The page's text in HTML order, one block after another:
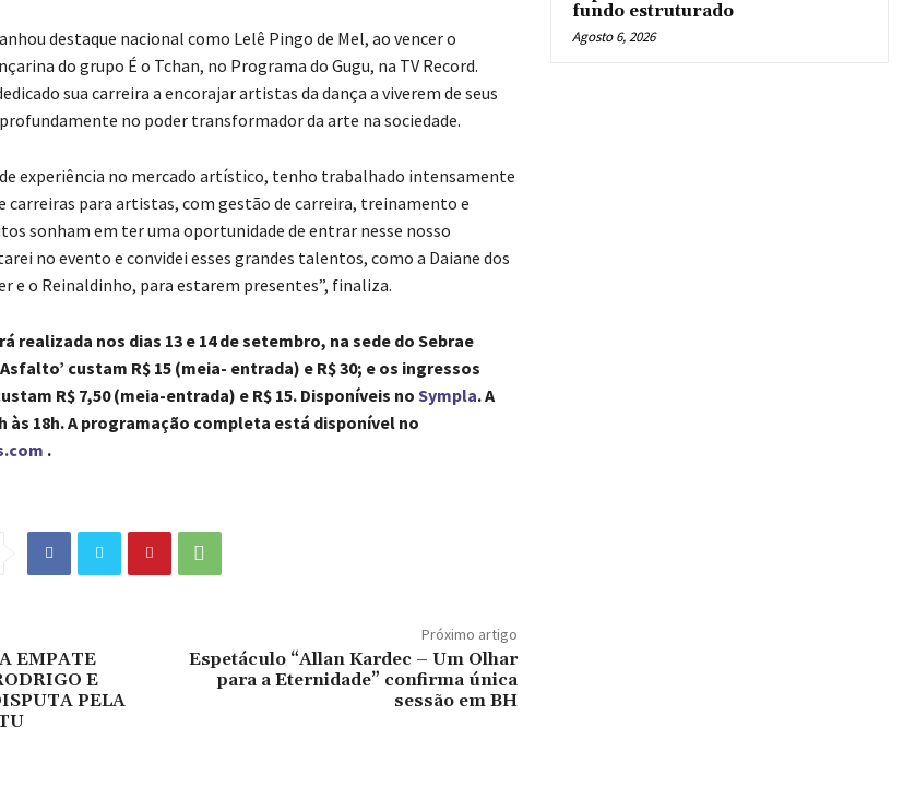
destaque nacional como Lelê Pingo de Mel, ao vencer o
do grupo É o Tchan, no Programa do Gugu, na TV Record.
sua carreira a encorajar artistas da dança a viverem de seus
no poder transformador da arte na sociedade.
de experiência no mercado artístico, tenho trabalhado intensamente
carreiras para artistas, com gestão de carreira, treinamento e
sonham em ter uma oportunidade de entrar nesse nosso
no evento e convidei esses grandes talentos, como a Daiane dos
e o Reinaldinho, para estarem presentes”, finaliza.
realizada nos dias 13 e 14 de setembro, na sede do Sebrae
custam R$ 15 (meia- entrada) e R$ 30; e os ingressos
R$ 7,50 (meia-entrada) e R$ 15. Disponíveis no Sympla. A
às 18h. A programação completa está disponível no
.
EMPATE
E
PELA
Próximo artigo
Espetáculo “Allan Kardec – Um Olhar
para a Eternidade” confirma única
sessão em BH
fundo estruturado
Agosto 6, 2026